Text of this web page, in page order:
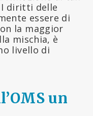
I diritti delle
essere di
la maggior
mischia, è
livello di
un